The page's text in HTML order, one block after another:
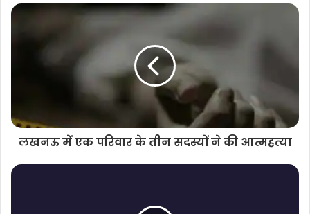
लखनऊ में एक परिवार के तीन सदस्यों ने की आत्महत्या